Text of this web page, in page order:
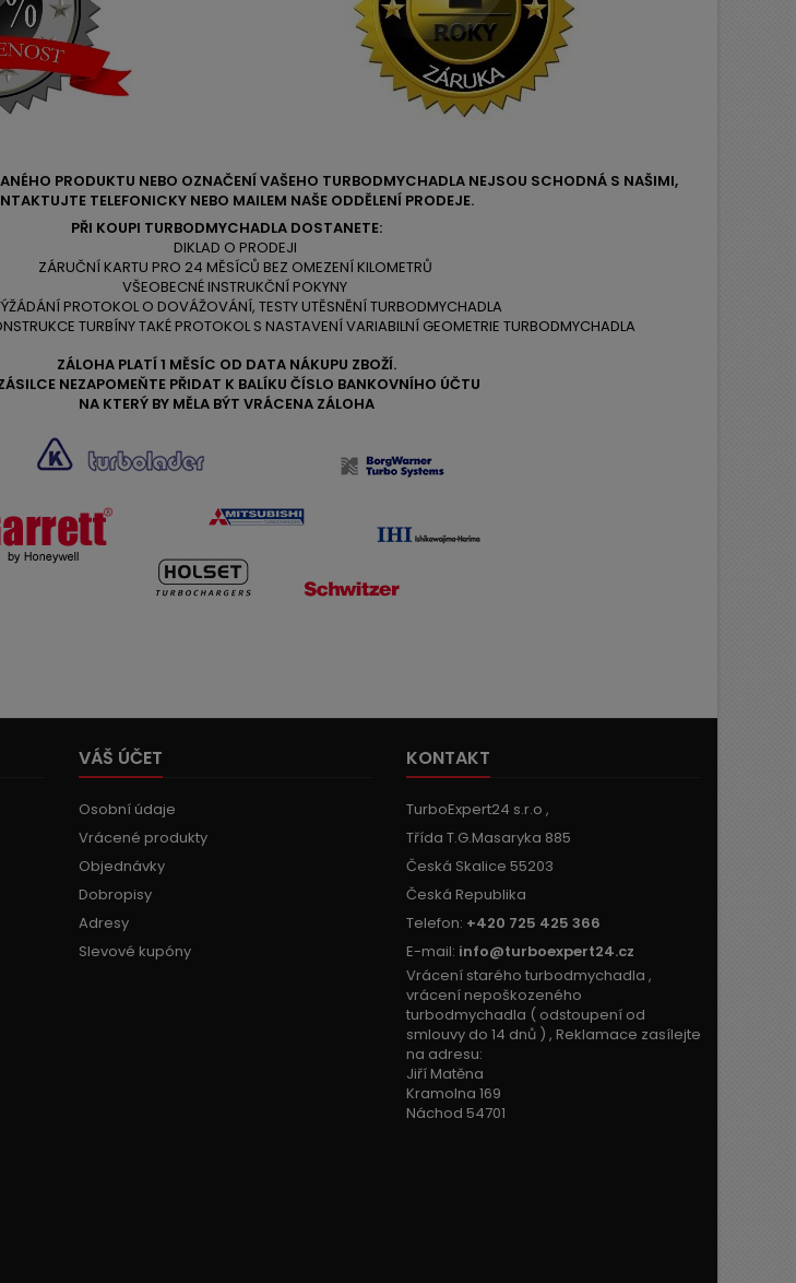
PRODUKTU NEBO OZNAČENÍ VAŠEHO TURBODMYCHADLA NEJSOU SCHODNÁ S NAŠIMI,
TELEFONICKY NEBO MAILEM NAŠE ODDĚLENÍ PRODEJE.
PŘI KOUPI TURBODMYCHADLA DOSTANETE:
DIKLAD O PRODEJI
ZÁRUČNÍ KARTU PRO 24 MĚSÍCŮ BEZ OMEZENÍ KILOMETRŮ
VŠEOBECNÉ INSTRUKČNÍ POKYNY
PROTOKOL O DOVÁŽOVÁNÍ, TESTY UTĚSNĚNÍ TURBODMYCHADLA
TURBÍNY TAKÉ PROTOKOL S NASTAVENÍ VARIABILNÍ GEOMETRIE TURBODMYCHADLA
ZÁLOHA PLATÍ 1 MĚSÍC OD DATA NÁKUPU ZBOŽÍ.
NEZAPOMEŇTE PŘIDAT K BALÍKU ČÍSLO BANKOVNÍHO ÚČTU
NA KTERÝ BY MĚLA BÝT VRÁCENA ZÁLOHA
VÁŠ ÚČET
Osobní údaje
Vrácené produkty
Objednávky
Dobropisy
Adresy
Slevové kupóny
KONTAKT
TurboExpert24 s.r.o ,
Třída T.G.Masaryka 885
Česká Skalice 55203
Česká Republika
Telefon: +420 725 425 366
E-mail: info@turboexpert24.cz
Vrácení starého turbodmychadla ,
vrácení nepoškozeného
turbodmychadla ( odstoupení od
smlouvy do 14 dnů ) , Reklamace zasílejte
na adresu:
Jiří Matěna
Kramolna 169
Náchod 54701